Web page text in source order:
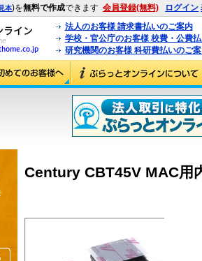
見本)を無料で作成できます 会員登録(無料) ログイン
法人のお客様 請求書払いのご案内
学校・官公庁のお客様 校費・公費
研究機関のお客様 科研費払いのご
Century CBT45V MAC用